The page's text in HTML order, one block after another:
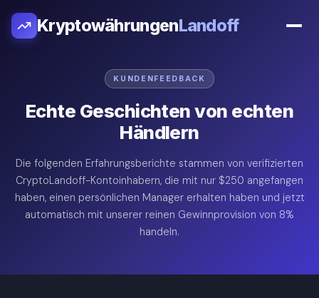
KryptowährungenLandoff
KUNDENFEEDBACK
Echte Geschichten von echten
Händlern
Die folgenden Erfahrungsberichte stammen von verifizierten
CryptoLandoff-Kontoinhabern, die mit nur $250 angefangen
haben, einen persönlichen Manager erhalten haben und jetzt
automatisch mit unserer reinen Gewinnprovision von 8%
handeln.